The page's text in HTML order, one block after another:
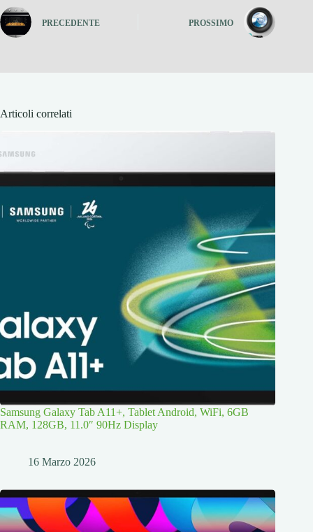
PRECEDENTE PROSSIMO
Articoli correlati
Samsung Galaxy Tab A11+, Tablet Android, WiFi, 6GB
RAM, 128GB, 11.0″ 90Hz Display
16 Marzo 2026